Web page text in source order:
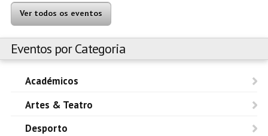
Ver todos os eventos
Eventos por Categoria
Académicos
Artes & Teatro
Desporto